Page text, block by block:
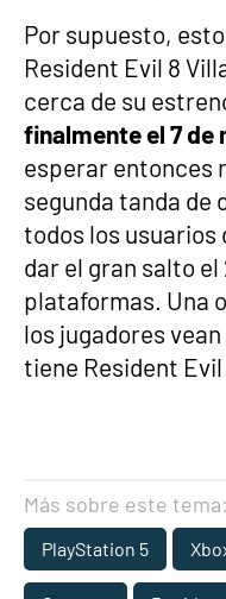
Por supuesto,
Resident Evil 8
cerca de su
finalmente el 7 de
esperar entonces
segunda tanda de
todos los usuarios
dar el gran salto el
plataformas. Una
los jugadores
tiene Resident Evil
Más sobre este tema:
PlayStation 5